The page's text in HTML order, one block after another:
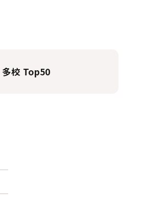
校 Top50